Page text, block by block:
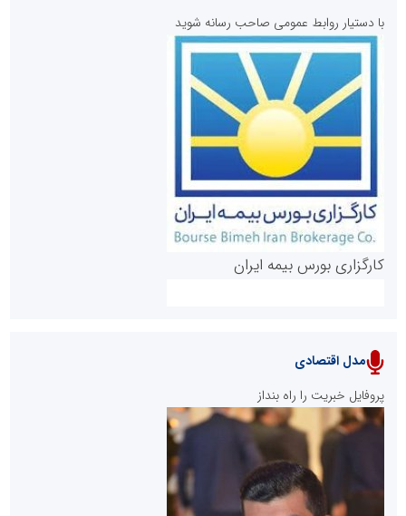
روابط عمومی خبرگزاری گزارش خبر
پایگاه خبری نهضت ملی مسکن
با دستیار روابط عمومی صاحب رسانه شوید
کارگزاری بورس بیمه ایران
سازمان بورس و اوراق بهادار
مدل اقتصادی
پروفایل خبریت را راه بنداز